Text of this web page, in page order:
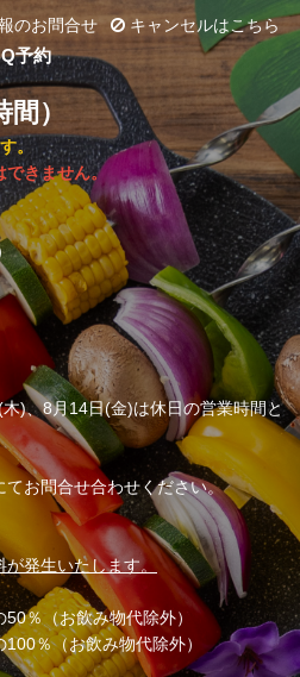
のお問合せ キャンセルはこちら
予約
間）
。
きません。
)、8月14日(金)は休日の営業時間と
お問合せ合わせください。
発生いたします。
％（お飲み物代除外）
％（お飲み物代除外）